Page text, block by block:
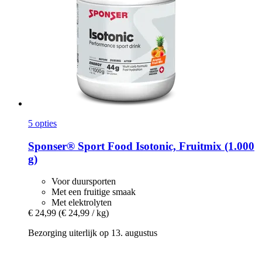
5 opties
Sponser® Sport Food Isotonic, Fruitmix (1.000
g)
Voor duursporten
Met een fruitige smaak
Met elektrolyten
€ 24,99 (€ 24,99 / kg)
Bezorging uiterlijk op 13. augustus